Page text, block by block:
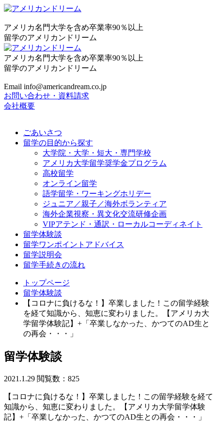
アメリカ名門大学を含め卒業率90％以上
留学のアメリカンドリーム
アメリカ名門大学を含め卒業率90％以上
留学のアメリカンドリーム
Email info@americandream.co.jp
お問い合わせ・資料請求
会社概要
ごあいさつ
留学の目的から探す
大学院・大学・短大・専門学校
アメリカ大学留学奨学金プログラム
高校留学
オンライン留学
語学留学・ワーキングホリデー
ジュニア／親子／海外ボランティア
海外企業視察・異文化交流研修企画
VIPアテンド・通訳・ローカルコーディネイト
留学体験談
留学ワンポイントアドバイス
留学説明会
留学手続きの流れ
トップページ
留学体験談
【コロナに負けるな！】卒業しました！この留学経験
を経て知識から、知恵に変わりました。【アメリカ大
学留学体験記】+「卒業しなかった、かつてのAD生と
の再会・・・」
留学体験談
2021.1.29 閲覧数：825
【コロナに負けるな！】卒業しました！この留学経験を経て
知識から、知恵に変わりました。【アメリカ大学留学体験
記】+「卒業しなかった、かつてのAD生との再会・・・」